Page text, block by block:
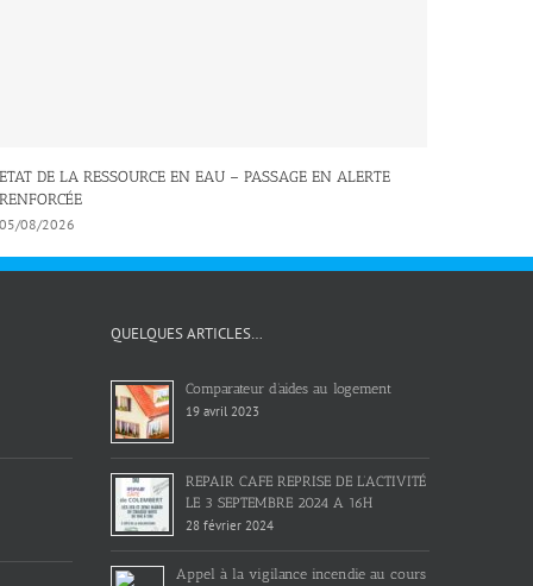
ETAT DE LA RESSOURCE EN EAU – PASSAGE EN ALERTE
RENFORCÉE
05/08/2026
QUELQUES ARTICLES…
Comparateur d’aides au logement
19 avril 2023
REPAIR CAFE REPRISE DE L’ACTIVITÉ
LE 3 SEPTEMBRE 2024 A 16H
28 février 2024
Appel à la vigilance incendie au cours